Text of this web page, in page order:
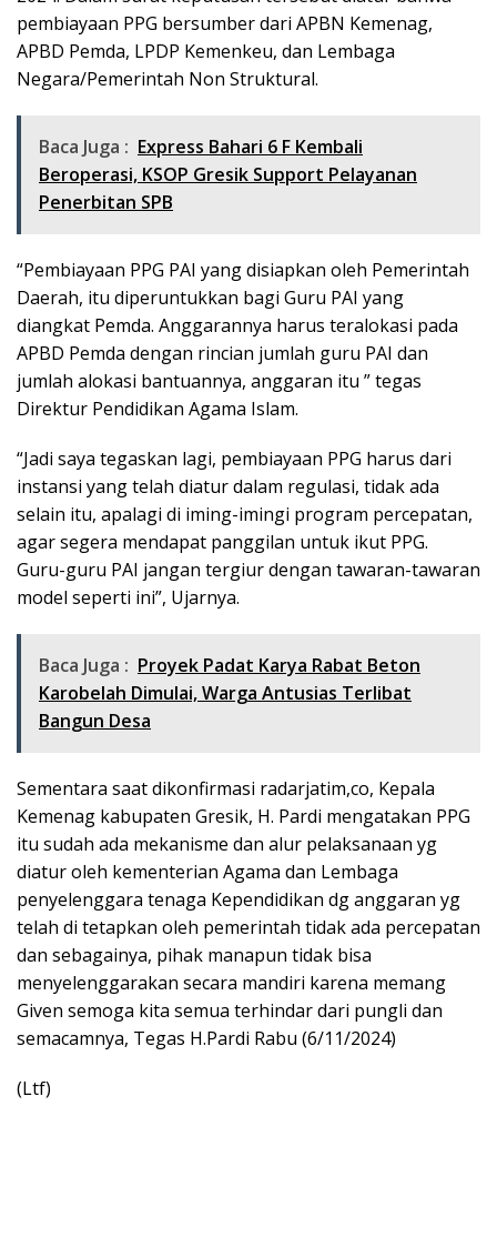
pembiayaan PPG bersumber dari APBN Kemenag,
APBD Pemda, LPDP Kemenkeu, dan Lembaga
Negara/Pemerintah Non Struktural.
Baca Juga : Express Bahari 6 F Kembali
Beroperasi, KSOP Gresik Support Pelayanan
Penerbitan SPB
“Pembiayaan PPG PAI yang disiapkan oleh Pemerintah
Daerah, itu diperuntukkan bagi Guru PAI yang
diangkat Pemda. Anggarannya harus teralokasi pada
APBD Pemda dengan rincian jumlah guru PAI dan
jumlah alokasi bantuannya, anggaran itu ” tegas
Direktur Pendidikan Agama Islam.
“Jadi saya tegaskan lagi, pembiayaan PPG harus dari
instansi yang telah diatur dalam regulasi, tidak ada
selain itu, apalagi di iming-imingi program percepatan,
agar segera mendapat panggilan untuk ikut PPG.
Guru-guru PAI jangan tergiur dengan tawaran-tawaran
model seperti ini”, Ujarnya.
Baca Juga : Proyek Padat Karya Rabat Beton
Karobelah Dimulai, Warga Antusias Terlibat
Bangun Desa
Sementara saat dikonfirmasi radarjatim,co, Kepala
Kemenag kabupaten Gresik, H. Pardi mengatakan PPG
itu sudah ada mekanisme dan alur pelaksanaan yg
diatur oleh kementerian Agama dan Lembaga
penyelenggara tenaga Kependidikan dg anggaran yg
telah di tetapkan oleh pemerintah tidak ada percepatan
dan sebagainya, pihak manapun tidak bisa
menyelenggarakan secara mandiri karena memang
Given semoga kita semua terhindar dari pungli dan
semacamnya, Tegas H.Pardi Rabu (6/11/2024)
(Ltf)